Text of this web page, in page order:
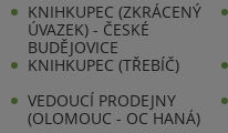
KNIHKUPEC (ZKRÁCENÝ
ÚVAZEK) - ČESKÉ
BUDĚJOVICE
KNIHKUPEC (TŘEBÍČ)
VEDOUCÍ PRODEJNY
(OLOMOUC - OC HANÁ)